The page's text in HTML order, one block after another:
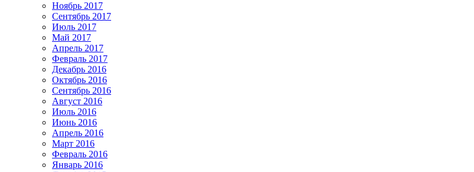
Ноябрь 2017
Сентябрь 2017
Июль 2017
Май 2017
Апрель 2017
Февраль 2017
Декабрь 2016
Октябрь 2016
Сентябрь 2016
Август 2016
Июль 2016
Июнь 2016
Апрель 2016
Март 2016
Февраль 2016
Январь 2016